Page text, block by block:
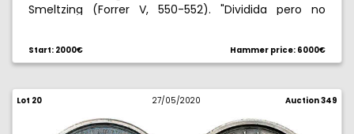
Smeltzing (Forrer V, 550-552). "Dividida pero no
evitaba los tratados de reparto. Bella. Ex Áureo
16/12/1999, nº 2950. Muy rara. ¿Única conocida?. EBC.
Pese al testamento de Carlos II, el partido
austriacista seguía trabajando en España para lograr
la sucesión en el Archiduque. El cardenal Portocarrero
Start: 2000€ Hammer price: 6000€
Lot 20 27/05/2020 Auction 349